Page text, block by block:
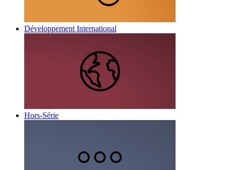
Développement International
Hors-Série